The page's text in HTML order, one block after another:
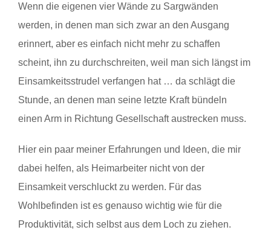
Wenn die eigenen vier Wände zu Sargwänden
werden, in denen man sich zwar an den Ausgang
erinnert, aber es einfach nicht mehr zu schaffen
scheint, ihn zu durchschreiten, weil man sich längst im
Einsamkeitsstrudel verfangen hat … da schlägt die
Stunde, an denen man seine letzte Kraft bündeln
einen Arm in Richtung Gesellschaft austrecken muss.
Hier ein paar meiner Erfahrungen und Ideen, die mir
dabei helfen, als Heimarbeiter nicht von der
Einsamkeit verschluckt zu werden. Für das
Wohlbefinden ist es genauso wichtig wie für die
Produktivität, sich selbst aus dem Loch zu ziehen.